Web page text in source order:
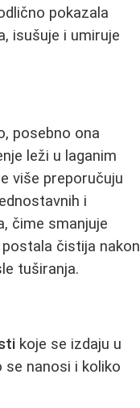
pokazala
isušuje i umiruje
posebno ona
leži u laganim
više preporučuju
i
čime smanjuje
čistija nakon
tuširanja.
koje se izdaju u
se nanosi i koliko